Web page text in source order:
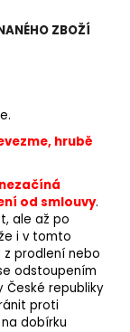
ZBOŽÍ
hrubě
od smlouvy.
ale až po
i v tomto
prodlení nebo
odstoupením
České republiky
proti
dobírku